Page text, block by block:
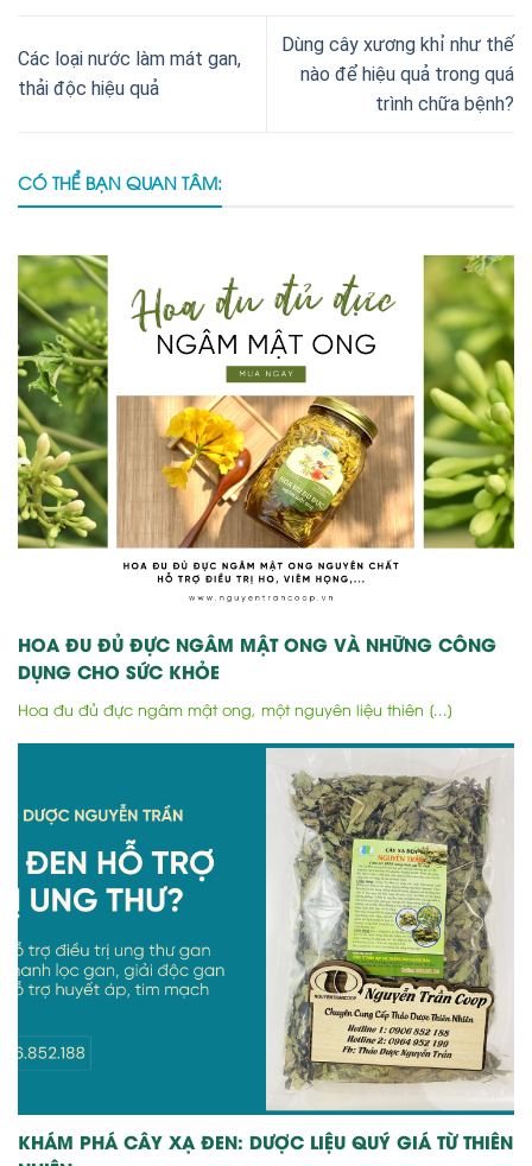
Các loại nước làm mát gan,
thải độc hiệu quả
Dùng cây xương khỉ như thế
nào để hiệu quả trong quá
trình chữa bệnh?
CÓ THỂ BẠN QUAN TÂM:
HOA ĐU ĐỦ ĐỰC NGÂM MẬT ONG VÀ NHỮNG CÔNG
DỤNG CHO SỨC KHỎE
Hoa đu đủ đực ngâm mật ong, một nguyên liệu thiên [...]
KHÁM PHÁ CÂY XẠ ĐEN: DƯỢC LIỆU QUÝ GIÁ TỪ THIÊN